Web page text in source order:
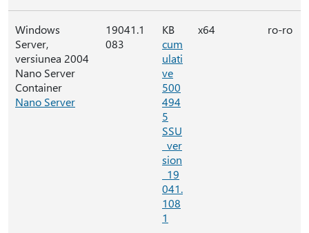
Windows
Server,
versiunea 2004
Nano Server
Container
Nano Server
19041.1
083
KB
cum
ulati
ve
500
494
5
SSU
_ver
sion
_19
041.
108
1
x64 ro-ro